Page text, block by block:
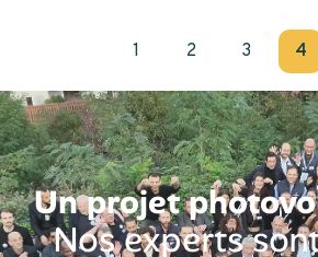
1 2 3 4
Un projet
Nos experts